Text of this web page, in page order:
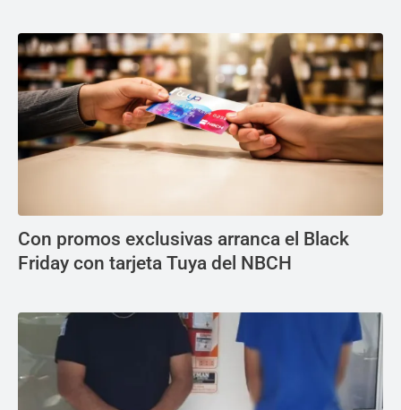
Con promos exclusivas arranca el Black
Friday con tarjeta Tuya del NBCH